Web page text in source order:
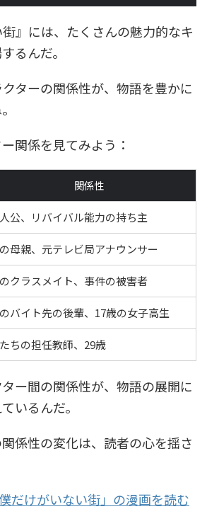
街』には、たくさんの魅力的なキ
るんだ。
ターの関係性が、物語を豊かに
関係を見てみよう：
関係性
公、リバイバル能力の持ち主
母親、元テレビ局アナウンサー
クラスメイト、事件の被害者
バイト先の後輩、17歳の女子高生
ちの担任教師、29歳
ー間の関係性が、物語の展開に
いるんだ。
係性の変化は、読者の心を揺さ
だけがいない街」の漫画を読む